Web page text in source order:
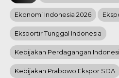
Ekonomi Indonesia 2026
Eksportir Tunggal Indonesia
Kebijakan Perdagangan
Kebijakan Prabowo Ekspor SDA